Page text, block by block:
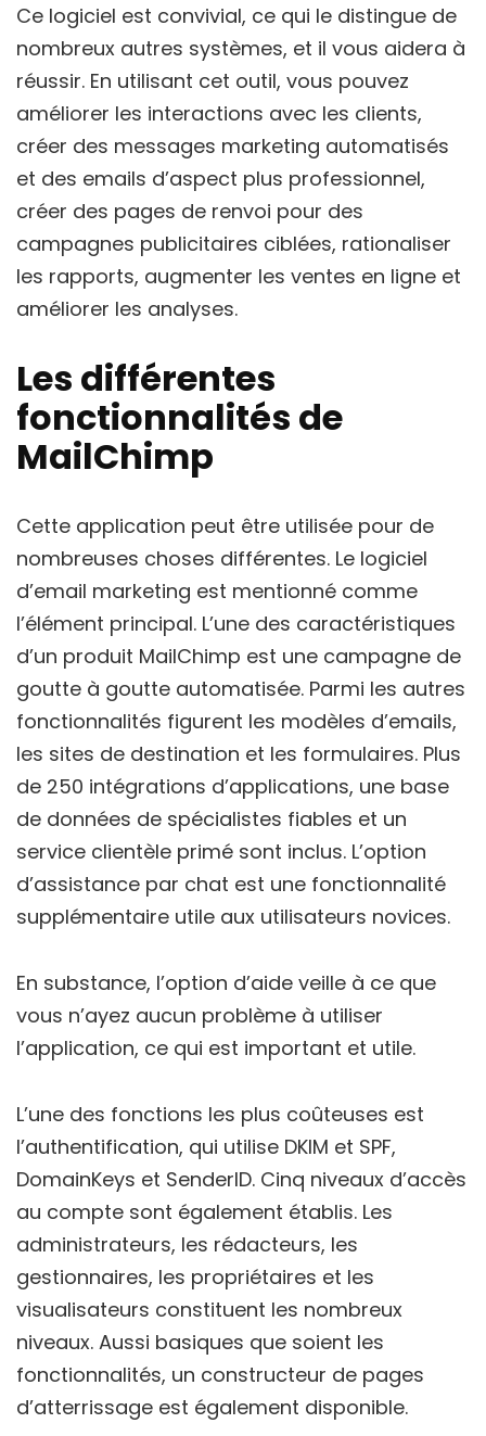
Ce logiciel est convivial, ce qui le distingue de
nombreux autres systèmes, et il vous aidera à
réussir. En utilisant cet outil, vous pouvez
améliorer les interactions avec les clients,
créer des messages marketing automatisés
et des emails d’aspect plus professionnel,
créer des pages de renvoi pour des
campagnes publicitaires ciblées, rationaliser
les rapports, augmenter les ventes en ligne et
améliorer les analyses.
Les différentes
fonctionnalités de
MailChimp
Cette application peut être utilisée pour de
nombreuses choses différentes. Le logiciel
d’email marketing est mentionné comme
l’élément principal. L’une des caractéristiques
d’un produit MailChimp est une campagne de
goutte à goutte automatisée. Parmi les autres
fonctionnalités figurent les modèles d’emails,
les sites de destination et les formulaires. Plus
de 250 intégrations d’applications, une base
de données de spécialistes fiables et un
service clientèle primé sont inclus. L’option
d’assistance par chat est une fonctionnalité
supplémentaire utile aux utilisateurs novices.
En substance, l’option d’aide veille à ce que
vous n’ayez aucun problème à utiliser
l’application, ce qui est important et utile.
L’une des fonctions les plus coûteuses est
l’authentification, qui utilise DKIM et SPF,
DomainKeys et SenderID. Cinq niveaux d’accès
au compte sont également établis. Les
administrateurs, les rédacteurs, les
gestionnaires, les propriétaires et les
visualisateurs constituent les nombreux
niveaux. Aussi basiques que soient les
fonctionnalités, un constructeur de pages
d’atterrissage est également disponible.